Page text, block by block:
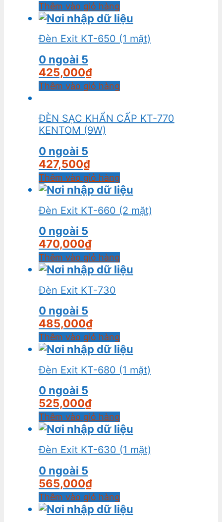
Thêm vào giỏ hàng
Đèn Exit KT-650 (1 mặt)
0 ngoài 5
425,000₫
Thêm vào giỏ hàng
ĐÈN SẠC KHẨN CẤP KT-770
KENTOM (9W)
0 ngoài 5
427,500₫
Thêm vào giỏ hàng
Đèn Exit KT-660 (2 mặt)
0 ngoài 5
470,000₫
Thêm vào giỏ hàng
Đèn Exit KT-730
0 ngoài 5
485,000₫
Thêm vào giỏ hàng
Đèn Exit KT-680 (1 mặt)
0 ngoài 5
525,000₫
Thêm vào giỏ hàng
Đèn Exit KT-630 (1 mặt)
0 ngoài 5
565,000₫
Thêm vào giỏ hàng